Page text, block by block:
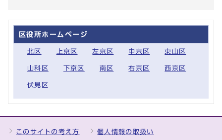
区役所ホームページ
北区 上京区 左京区 中京区 東山区
山科区 下京区 南区 右京区 西京区
伏見区
このサイトの考え方 個人情報の取扱い